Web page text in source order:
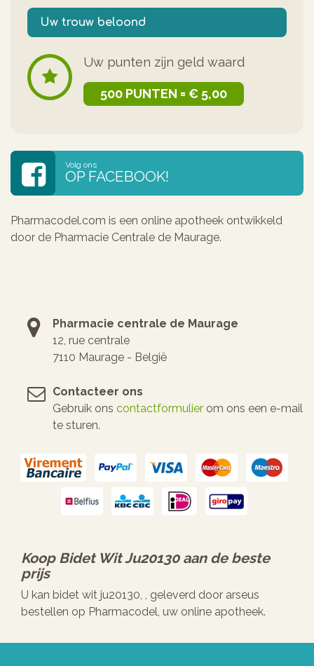
Uw trouw beloond
Uw punten zijn geld waard
500 PUNTEN = € 5,00
Volg ons
OP FACEBOOK!
Pharmacodel.com is een online apotheek ontwikkeld
door de Pharmacie Centrale de Maurage.
Pharmacie centrale de Maurage
12, rue centrale
7110 Maurage - België
Contacteer ons
Gebruik ons contactformulier om ons een e-mail
te sturen.
Koop Bidet Wit Ju20130aan de beste
prijs
U kan bidet wit ju20130, , geleverd door arseus
bestellen op Pharmacodel, uw online apotheek.